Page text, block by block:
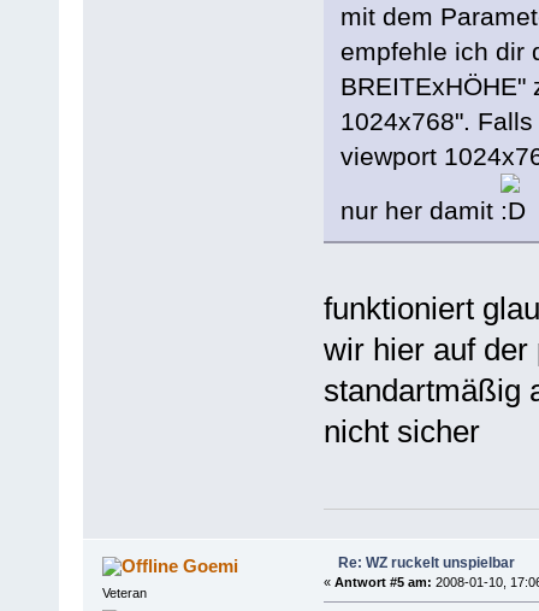
mit dem
empfehle ich dir
1024x768".
viewport
nur her damit
funktioniert
wir hier auf der
standartmäßig
nicht sicher
Goemi
Veteran
Re: WZ ruckelt unspielbar
« Antwort #5 am: 2008-01-10,